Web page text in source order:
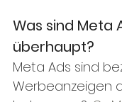
Was sind Meta
überhaupt?
Meta Ads sind
Werbeanzeigen